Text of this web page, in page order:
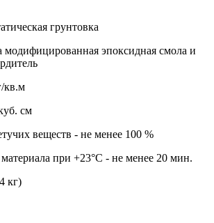
грунтовка
модифицированная эпоксидная смола и
кв.м
см
веществ - не менее 100 %
при +23°С - не менее 20 мин.
кг)